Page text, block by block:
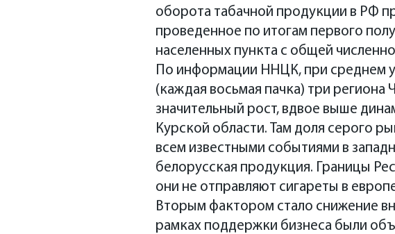
оборота табачной продукции в РФ
проведенное по итогам первого
населенных пункта с общей
По информации ННЦК, при среднем
(каждая восьмая пачка) три
значительный рост, вдвое выше
Курской области. Там доля серого
всем известными событиями в
белорусская продукция. Границы
они не отправляют сигареты в
Вторым фактором стало снижение
рамках поддержки бизнеса были